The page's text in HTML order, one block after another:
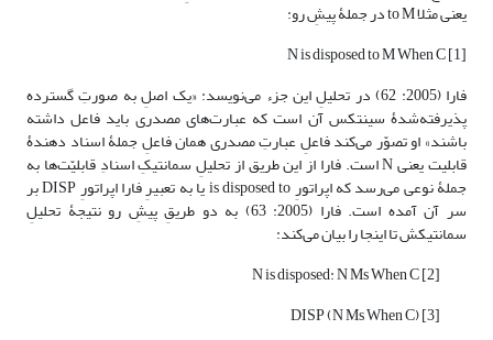
یعنی مثلا to M در جملۀ پیشِ رو:
[1] N is disposed to M When C
فارا (2005: 62) در تحلیلِ این جزء می‌نویسد: «یک اصلِ به صورتِ گسترده
پذیرفته‌شدۀ سینتکس آن است که عبارت‌های مصدری باید فاعل داشته
باشند» او تصوّر می‌کند فاعلِ عبارتِ مصدری همان فاعلِ جملۀ اسناد دهندۀ
قابلیت یعنی N است. فارا از این طریق از تحلیلِ سمانتیکِ اسنادِ قابلیّت‌ها به
جملۀ نوعی می‌رسد که اپراتورِ is disposed to یا به تعبیرِ فارا اپراتورِ DISP بر
سر آن آمده است. فارا (2005: 63) به دو طریقِ پیشِ رو نتیجۀ تحلیلِ
سمانتیکش تا اینجا را بیان می‌کند:
[2] N is disposed: N Ms When C
[3] DISP (N Ms When C)